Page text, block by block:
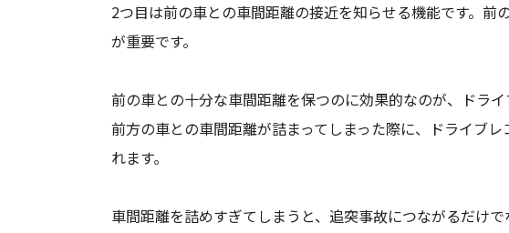
2つ目は前の車との車間距離の接近を知らせる機能です。前
が重要です。
前の車との十分な車間距離を保つのに効果的なのが、ドライ
前方の車との車間距離が詰まってしまった際に、ドライブ
れます。
車間距離を詰めすぎてしまうと、追突事故につながるだけ